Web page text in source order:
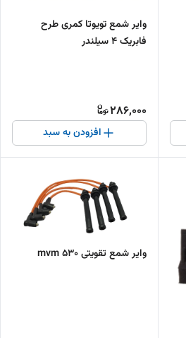
وایر شمع تویوتا کمری طرح
فابریک 4 سیلندر
286,000
افزودن به سبد
وایر شمع تقویتی 530 mvm